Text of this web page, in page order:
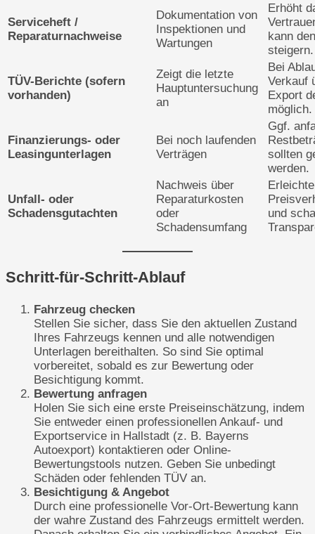
Serviceheft /
Reparaturnachweise
Dokumentation von
Inspektionen und
Wartungen
Erhöht
kann
steigern.
TÜV-Berichte (sofern
vorhanden)
Zeigt die letzte
Hauptuntersuchung
an
Bei
Verkauf
Export
möglich.
Finanzierungs- oder
Leasingunterlagen
Bei noch laufenden
Verträgen
Ggf.
sollten
werden.
Unfall- oder
Schadensgutachten
Nachweis über
Reparaturkosten
oder
Schadensumfang
und
Schritt-für-Schritt-Ablauf
Fahrzeug checken
Stellen Sie sicher, dass Sie den aktuellen Zustand
Ihres Fahrzeugs kennen und alle notwendigen
Unterlagen bereithalten. So sind Sie optimal
vorbereitet, sobald es zur Bewertung oder
Besichtigung kommt.
Bewertung anfragen
Holen Sie sich eine erste Preiseinschätzung, indem
Sie entweder einen professionellen Ankauf- und
Exportservice in Hallstadt (z. B. Bayerns
Autoexport) kontaktieren oder Online-
Bewertungstools nutzen. Geben Sie unbedingt
Schäden oder fehlenden TÜV an.
Besichtigung & Angebot
Durch eine professionelle Vor-Ort-Bewertung kann
der wahre Zustand des Fahrzeugs ermittelt werden.